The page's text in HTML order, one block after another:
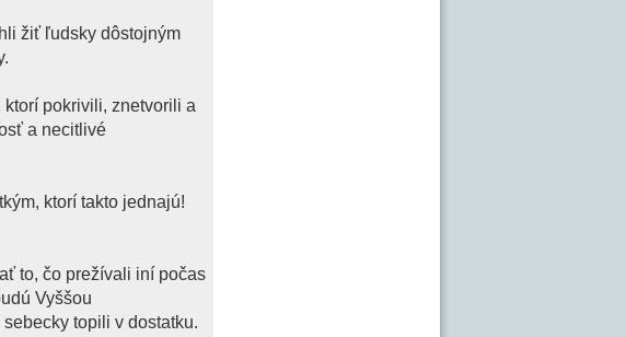
žiť ľudsky dôstojným
pokrivili, znetvorili a
a necitlivé
ktorí takto jednajú!
to, čo prežívali iní počas
Vyššou
topili v dostatku.